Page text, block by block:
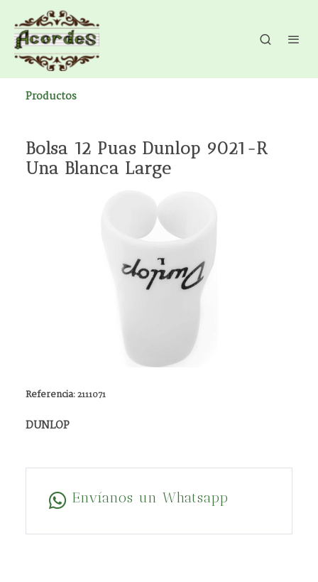
Productos
Bolsa 12 Puas Dunlop 9021-R
Una Blanca Large
Referencia:2111071
DUNLOP
Envíanos un Whatsapp